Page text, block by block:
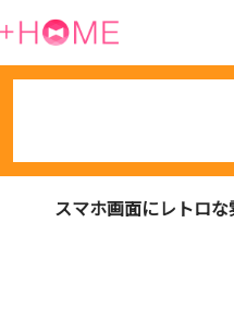
スマホ画面にレトロ